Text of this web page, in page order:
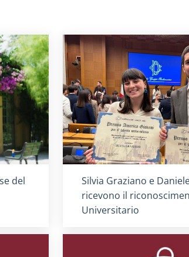
del
Titolo card:
Silvia Graziano e
ricevono il
Universitario